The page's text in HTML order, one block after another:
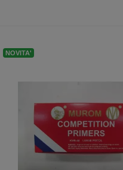
NOVITA'